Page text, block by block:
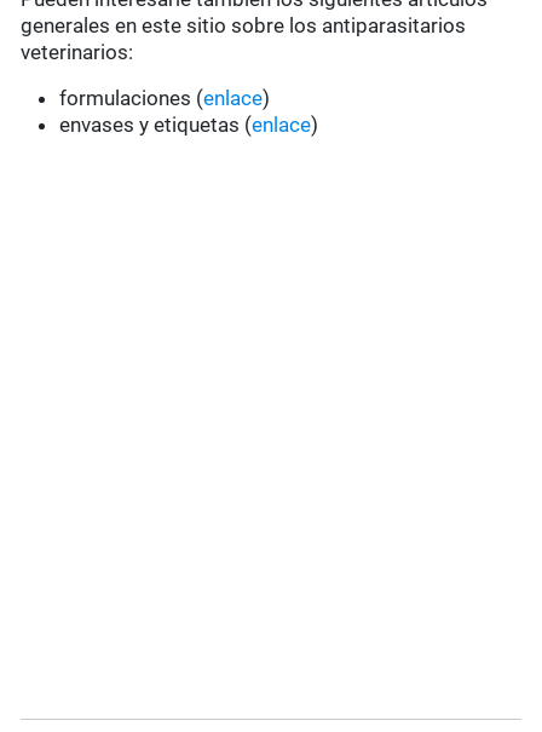
generales en este sitio sobre los antiparasitarios
veterinarios:
formulaciones (enlace)
envases y etiquetas (enlace)